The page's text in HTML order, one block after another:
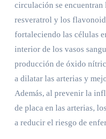
circulación se encuentran
resveratrol y los
fortaleciendo las células
interior de los vasos
producción de óxido
a dilatar las arterias y
Además, al prevenir la
de placa en las arterias,
a reducir el riesgo de